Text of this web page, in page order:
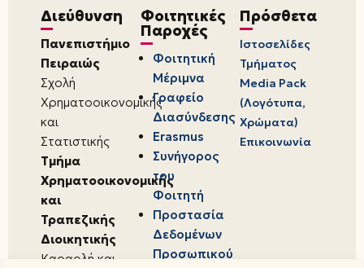
Διεύθυνση
Πανεπιστήμιο
Πειραιώς
Σχολή
Χρηματοοικονομικής
και
Στατιστικής
Τμήμα
Χρηματοοικονομικής
και
Τραπεζικής
Διοικητικής
Καραολή και
Φοιτητικές
Παροχές
Φοιτητική
Μέριμνα
Γραφείο
Διασύνδεσης
Erasmus
Συνήγορος
του
Φοιτητή
Προστασία
Δεδομένων
Προσωπικού
Πρόσθετα
Ιστοσελίδες
Τμήματος
Media Pack
(Λογότυπα,
Χρώματα)
Επικοινωνία